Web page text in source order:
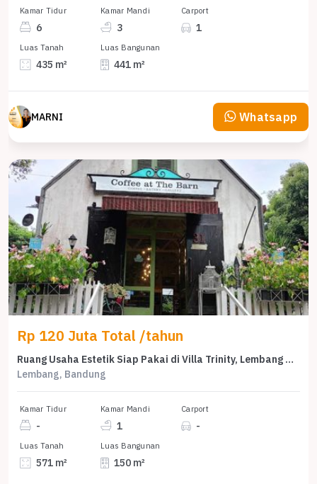
Kamar Tidur
6
Kamar Mandi
3
Carport
1
Luas Tanah
435 m²
Luas Bangunan
441 m²
MARNI Whatsapp
Rp 120 Juta Total /tahun
Ruang Usaha Estetik Siap Pakai di Villa Trinity, Lembang Bandung
Lembang, Bandung
Kamar Tidur
-
Kamar Mandi
1
Carport
-
Luas Tanah
571 m²
Luas Bangunan
150 m²